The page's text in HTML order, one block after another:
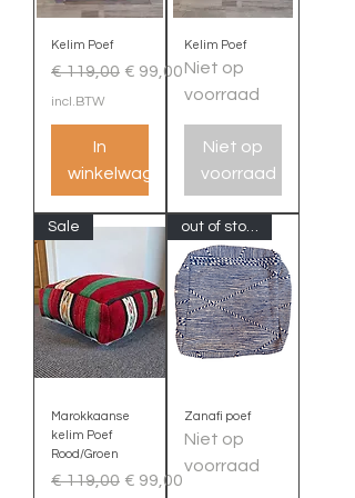
Kelim Poef
Normale prijs
€ 119,00 Verkoopprijs
€ 99,00
incl.BTW
In
winkelwagen
Kelim Poef
Niet op
voorraad
Niet op
voorraad
Sale
Marokkaanse
kelim Poef
Rood/Groen
Normale prijs
€ 119,00 Verkoopprijs
€ 99,00
out of stock
Zanafi poef
Niet op
voorraad